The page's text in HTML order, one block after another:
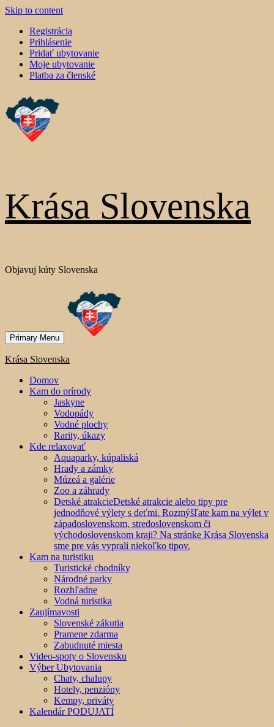
Skip to content
Registrácia
Prihlásenie
Pridať ubytovanie
Moje ubytovanie
Platba za členské
Krása Slovenska
Objavuj kúty Slovenska
Primary Menu
Krása Slovenska
Domov
Kam do prírody
Jaskyne
Vodopády
Vodné plochy
Rarity, úkazy
Kde relaxovať
Aquaparky, kúpaliská
Hrady a zámky
Múzeá a galérie
Zoo a záhrady
Detské atrakcieDetské atrakcie alebo tipy pre
jednodňové výlety s deťmi. Rozmýšľate kam na výlet v
západoslovenskom, stredoslovenskom či
východoslovenskom kraji? Na stránke Krása Slovenska
sme pre vás vyprali niekoľko tipov.
Kam na turistiku
Turistické chodníky
Národné parky
Rozhľadne
Vodná turistika
Zaujímavosti
Slovenské zákutia
Pramene zdarma
Zabudnuté miesta
Video-spoty o Slovensku
Výber Ubytovania
Chaty, chalupy
Hotely, penzióny
Kempy, priváty
Kalendár PODUJATÍ